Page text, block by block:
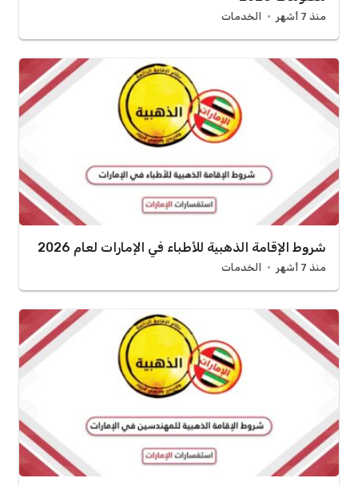
منذ 7 أشهر الخدمات
شروط الإقامة الذهبية للأطباء في الإمارات لعام 2026
منذ 7 أشهر الخدمات